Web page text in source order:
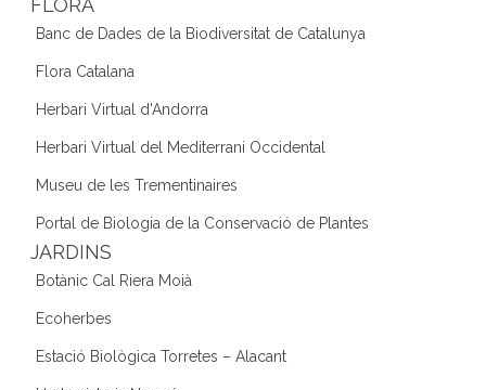
FLORA
Banc de Dades de la Biodiversitat de Catalunya
Flora Catalana
Herbari Virtual d'Andorra
Herbari Virtual del Mediterrani Occidental
Museu de les Trementinaires
Portal de Biologia de la Conservació de Plantes
JARDINS
Botànic Cal Riera Moià
Ecoherbes
Estació Biològica Torretes – Alacant